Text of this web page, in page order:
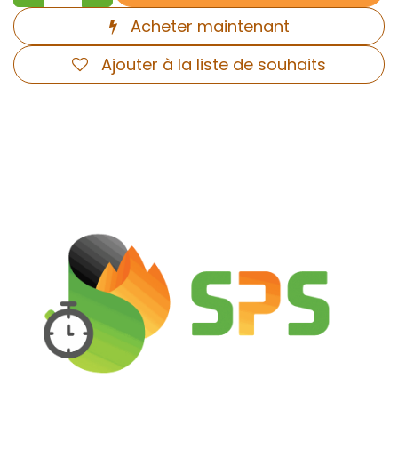
Acheter maintenant
Ajouter à la liste de souhaits